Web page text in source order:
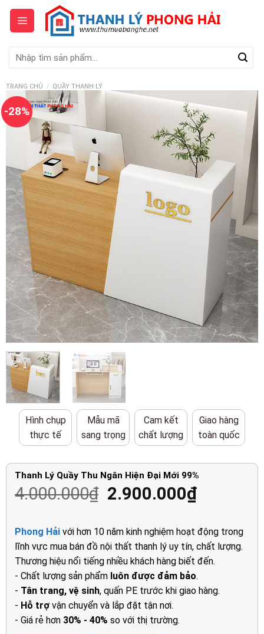
Skip
content
kiếm:
TRANG CHỦ / QUẦY THANH LÝ
-28%
Hình chụp
thực tế
Mẫu mã
sang trọng
Cam kết
chất lượng
Giao hàng
toàn quốc
Thanh Lý Quầy Thu Ngân Hiện Đại Mới 99%
4.000.000₫ Giá
là:
4.000.000₫.
2.900.000₫Giá
tại
là:
Phong Hảivới hơn 10 năm kinh nghiệm hoạt động trong
lĩnh vực mua bán đồ nội thất thanh lý uy tín, chất lượng.
Thương hiệu nổi tiếng nhiều khách hàng biết đến.
- Chất lượng sản phẩm luôn được đảm bảo.
- Tân trang, vệ sinh, quấn PE trước khi giao hàng.
- Hỗ trợvận chuyển và lắp đặt tận nơi.
- Giá rẻ hơn 30% - 40% so với thị trường.